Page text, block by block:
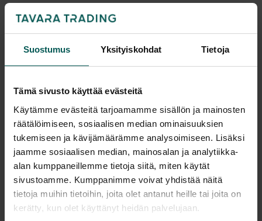
Suostumus Yksityiskohdat Tietoja
Tämä sivusto käyttää evästeitä
Käytämme evästeitä tarjoamamme sisällön ja mainosten
räätälöimiseen, sosiaalisen median ominaisuuksien
tukemiseen ja kävijämäärämme analysoimiseen. Lisäksi
jaamme sosiaalisen median, mainosalan ja analytiikka-
alan kumppaneillemme tietoja siitä, miten käytät
sivustoamme. Kumppanimme voivat yhdistää näitä
tietoja muihin tietoihin, joita olet antanut heille tai joita on
kerätty, kun olet käyttänyt heidän palvelujaan.
Saatavuus
Vantaa: Tuotetta on varastossa 2 kpl (Varastopaikka: 3)
Tampere: Tuotetta on varastossa 0 kpl (voit tilata myymälään,
Tuotekuvaus
Martela Alku -neuvottelupöytä Ø105 cm on
laadukas ja moderni kokouspöytä, joka soveltuu
erinomaisesti neuvottelutiloihin, tiimityöskentelyyn
sekä monikäyttöisiin toimistoympäristöihin. Pyöreä
muoto tukee luontevaa vuorovaikutusta ja tekee